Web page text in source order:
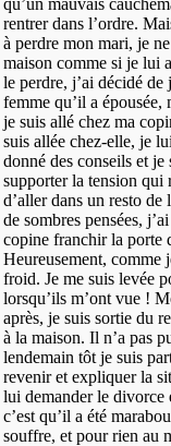
qu’un mauvais
rentrer dans l’ordre.
à perdre mon mari, je
maison comme si je lui
le perdre, j’ai décidé
femme qu’il a épousée,
je suis allé chez ma
suis allée chez-elle, je
donné des conseils et
supporter la tension qui
d’aller dans un resto
de sombres pensées,
copine franchir la porte
Heureusement, comme
froid. Je me suis levée
lorsqu’ils m’ont vue !
après, je suis sortie du
à la maison. Il n’a pas
lendemain tôt je suis
revenir et expliquer la
lui demander le divorce
c’est qu’il a été
souffre, et pour rien au